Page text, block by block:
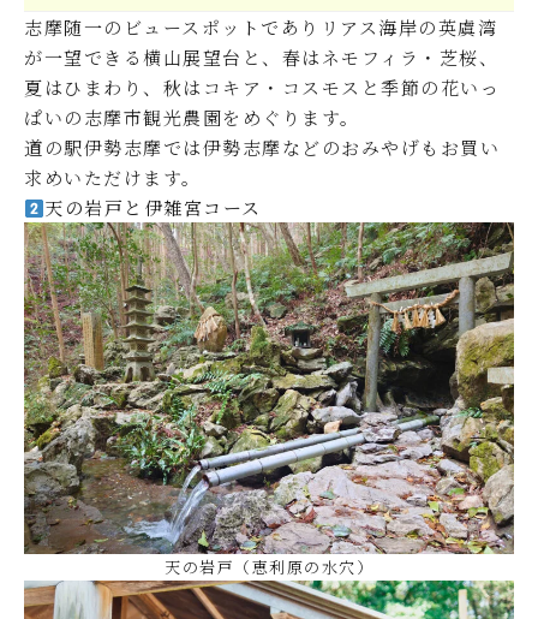
志摩随一のビュースポットでありリアス海岸の英虞湾
が一望できる横山展望台と、春はネモフィラ・芝桜、
夏はひまわり、秋はコキア・コスモスと季節の花いっ
ぱいの志摩市観光農園をめぐります。
道の駅伊勢志摩では伊勢志摩などのおみやげもお買い
求めいただけます。
天の岩戸と伊雑宮コース
天の岩戸（恵利原の水穴）